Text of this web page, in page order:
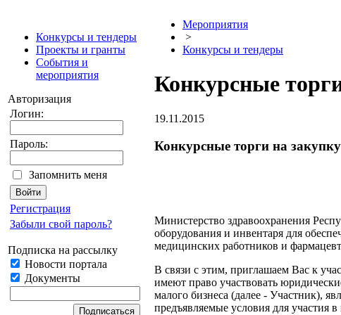
Конкурсы и тендеры
Проекты и гранты
События и
мероприятия
Авторизация
Логин:
Пароль:
Запомнить меня
Регистрация
Забыли свой пароль?
Подписка на рассылку
Новости портала
Документы
Мероприятия
>
Конкурсы и тендеры
Конкурсные
19.11.2015
Конкурсные торги на
Министерство здравоохранения
оборудования и инвентаря для
медицинских работников и
В связи с этим, приглашаем Вас к
имеют право участвовать
малого бизнеса (далее - Участник),
предъявляемые условия для участия